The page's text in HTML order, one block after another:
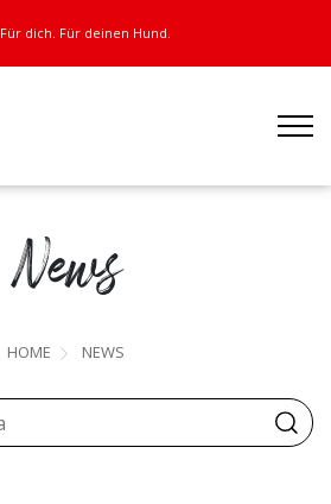
Für dich. Für deinen Hund.
News
HOME NEWS